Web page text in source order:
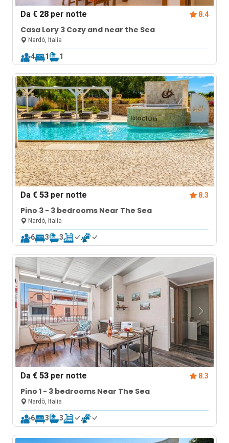
Da€ 28 per notte 8.4
Casa Lory 3 Cozy and near the Sea
Nardò, Italia
4 1 1
Da€ 53 per notte 8.3
Pino 3 - 3 bedrooms Near The Sea
Nardò, Italia
6 3 3
Da€ 53 per notte 8.3
Pino 1 - 3 bedrooms Near The Sea
Nardò, Italia
6 3 3